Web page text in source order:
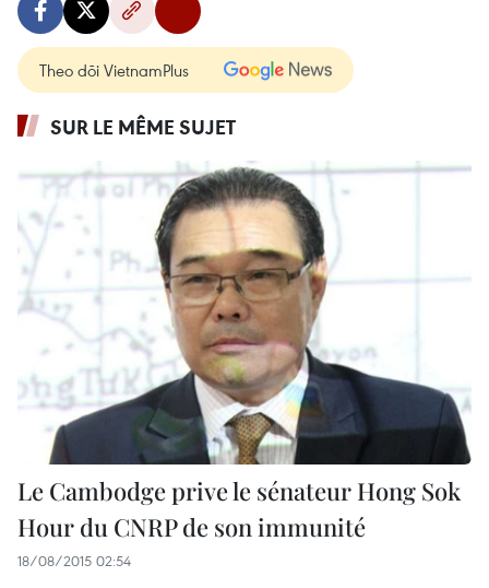
Theo dõi VietnamPlus
SUR LE MÊME SUJET
Le Cambodge prive le sénateur Hong Sok
Hour du CNRP de son immunité
18/08/2015 02:54